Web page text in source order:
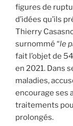
figures de
d’idées qu’ils
Thierry
surnommé “le
fait l’objet de
en 2021. Dans
maladies,
encourage ses
traitements
prolongés.